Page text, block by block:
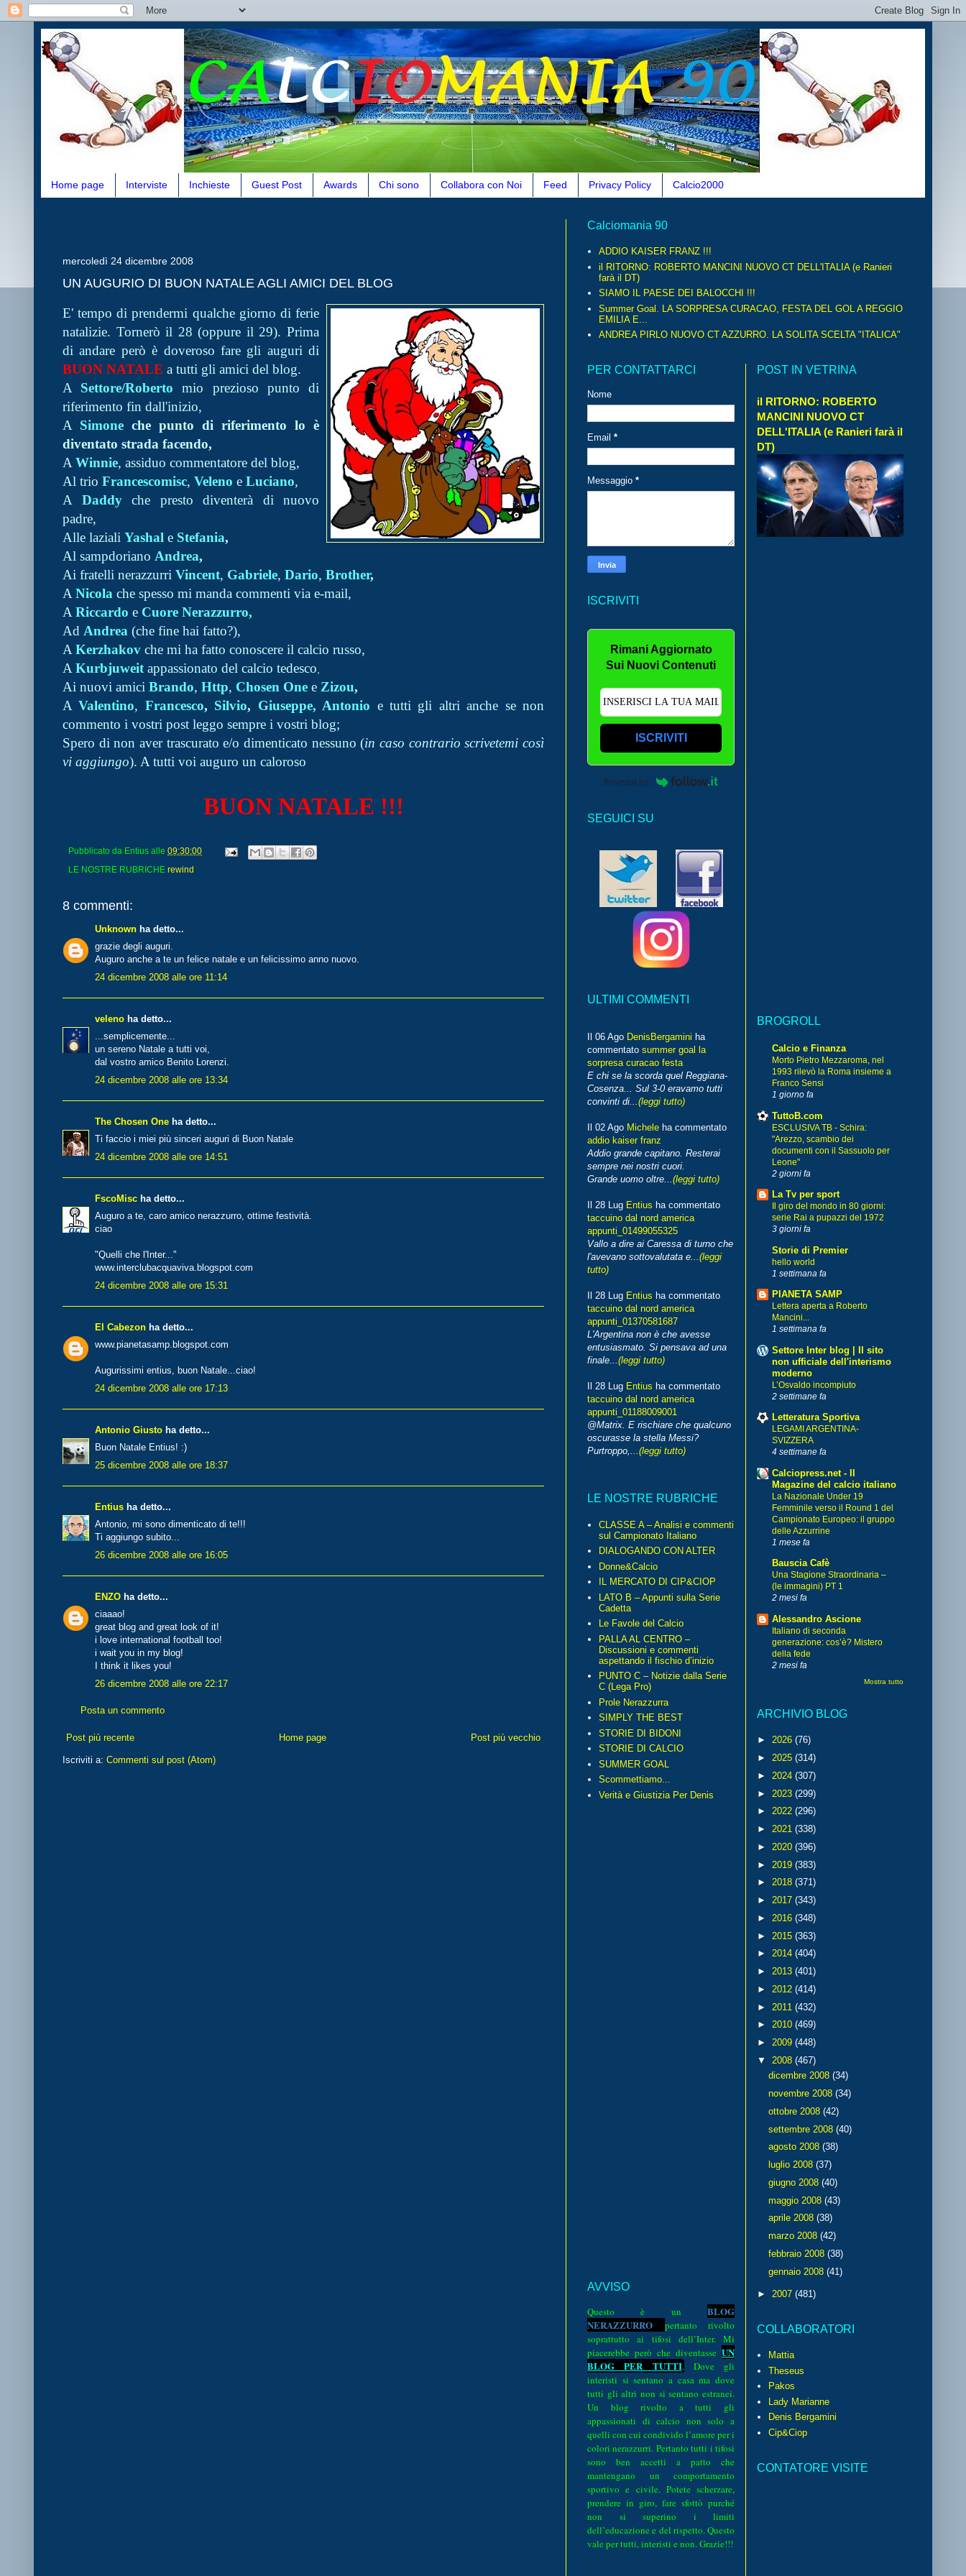
Home page Interviste Inchieste Guest Post Awards Chi sono Collabora con Noi Feed Privacy Policy Calcio2000
mercoledì 24 dicembre 2008
UN AUGURIO DI BUON NATALE AGLI AMICI DEL BLOG
E' tempo di prendermi qualche giorno di ferie
natalizie. Tornerò il 28 (oppure il 29). Prima
di andare però è doveroso fare gli auguri di
BUON NATALE a tutti gli amici del blog.
A Settore/Roberto mio prezioso punto di
riferimento fin dall'inizio,
A Simone che punto di riferimento lo è
diventato strada facendo,
A Winnie, assiduo commentatore del blog,
Al trio Francescomisc, Veleno e Luciano,
A Daddyche presto diventerà di nuovo
padre,
Alle laziali Yashal e Stefania,
Al sampdoriano Andrea,
Ai fratelli nerazzurri Vincent, Gabriele, Dario, Brother,
A Nicola che spesso mi manda commenti via e-mail,
A Riccardo e Cuore Nerazzurro,
Ad Andrea (che fine hai fatto?),
A Kerzhakov che mi ha fatto conoscere il calcio russo,
A Kurbjuweit appassionato del calcio tedesco
Ai nuovi amici Brando, Http, Chosen One e Zizou,
AValentino, Francesco, Silvio, Giuseppe, Antonio e tutti gli altri anche se non
commento i vostri post leggo sempre i vostri blog;
Spero di non aver trascurato e/o dimenticato nessuno (in caso contrario scrivetemi così
vi aggiungo). A tutti voi auguro un caloroso
BUON NATALE !!!
Pubblicato da Entius alle 09:30:00
LE NOSTRE RUBRICHE rewind
8 commenti:
Unknown ha detto...
grazie degli auguri.
Auguro anche a te un felice natale e un felicissimo anno nuovo.
24 dicembre 2008 alle ore 11:14
veleno ha detto...
...semplicemente...
un sereno Natale a tutti voi,
dal vostro amico Benito Lorenzi.
24 dicembre 2008 alle ore 13:34
The Chosen One ha detto...
Ti faccio i miei più sinceri auguri di Buon Natale
24 dicembre 2008 alle ore 14:51
FscoMisc ha detto...
Auguro a te, caro amico nerazzurro, ottime festività.
ciao
"Quelli che l'Inter..."
www.interclubacquaviva.blogspot.com
24 dicembre 2008 alle ore 15:31
El Cabezon ha detto...
www.pianetasamp.blogspot.com
Augurissimi entius, buon Natale...ciao!
24 dicembre 2008 alle ore 17:13
Antonio Giusto ha detto...
Buon Natale Entius! :)
25 dicembre 2008 alle ore 18:37
Entius ha detto...
Antonio, mi sono dimenticato di te!!!
Ti aggiungo subito...
26 dicembre 2008 alle ore 16:05
ENZO ha detto...
ciaaao!
great blog and great look of it!
i love international football too!
i wait you in my blog!
I think it likes you!
26 dicembre 2008 alle ore 22:17
Posta un commento
Post più recente Post più vecchio
Home page
Iscriviti a: Commenti sul post (Atom)
Calciomania 90
ADDIO KAISER FRANZ !!!
il RITORNO: ROBERTO MANCINI NUOVO CT DELL'ITALIA (e Ranieri
farà il DT)
SIAMO IL PAESE DEI BALOCCHI !!!
Summer Goal. LA SORPRESA CURACAO, FESTA DEL GOL A REGGIO
EMILIA E...
ANDREA PIRLO NUOVO CT AZZURRO. LA SOLITA SCELTA "ITALICA"
PER CONTATTARCI
Nome
Email *
Messaggio *
ISCRIVITI
Rimani Aggiornato
Sui Nuovi Contenuti
ISCRIVITI
Powered by
SEGUICI SU
ULTIMI COMMENTI
Il 06 Ago DenisBergamini ha
commentato summer goal la
sorpresa curacao festa
E chi se la scorda quel Reggiana-
Cosenza... Sul 3-0 eravamo tutti
convinti di...(leggi tutto)
Il 02 Ago Michele ha commentato
addio kaiser franz
Addio grande capitano. Resterai
sempre nei nostri cuori.
Grande uomo oltre...(leggi tutto)
Il 28 Lug Entius ha commentato
taccuino dal nord america
appunti_01499055325
Vallo a dire ai Caressa di turno che
l'avevano sottovalutata e...(leggi
tutto)
Il 28 Lug Entius ha commentato
taccuino dal nord america
appunti_01370581687
L'Argentina non è che avesse
entusiasmato. Si pensava ad una
finale...(leggi tutto)
Il 28 Lug Entius ha commentato
taccuino dal nord america
appunti_01188009001
@Matrix. E rischiare che qualcuno
oscurasse la stella Messi?
Purtroppo,...(leggi tutto)
LE NOSTRE RUBRICHE
CLASSE A – Analisi e commenti
sul Campionato Italiano
DIALOGANDO CON ALTER
Donne&Calcio
IL MERCATO DI CIP&CIOP
LATO B – Appunti sulla Serie
Cadetta
Le Favole del Calcio
PALLA AL CENTRO –
Discussioni e commenti
aspettando il fischio d’inizio
PUNTO C – Notizie dalla Serie
C (Lega Pro)
Prole Nerazzurra
SIMPLY THE BEST
STORIE DI BIDONI
STORIE DI CALCIO
SUMMER GOAL
Scommettiamo...
Verità e Giustizia Per Denis
AVVISO
Questo è un BLOG
NERAZZURRO pertanto rivolto
soprattutto ai tifosi dell’Inter. Mi
piacerebbe però che diventasse UN
BLOG PER TUTTI.
Dove gli
interisti si sentano a casa ma dove
tutti gli altri non si sentano estranei.
Un blog rivolto a tutti gli
appassionati di calcio non solo a
quelli con cui condivido l’amore per i
colori nerazzurri. Pertanto tutti i tifosi
sono ben accetti a patto che
mantengano un comportamento
sportivo e civile. Potete scherzare,
prendere in giro, fare sfottò purché
non si superino i limiti
dell’educazione e del rispetto. Questo
vale per tutti, interisti e non. Grazie!!!
POST IN VETRINA
il RITORNO: ROBERTO
MANCINI NUOVO CT
DELL'ITALIA (e Ranieri farà il
DT)
BROGROLL
Calcio e Finanza
Morto Pietro Mezzaroma, nel
1993 rilevò la Roma insieme a
Franco Sensi
1 giorno fa
TuttoB.com
ESCLUSIVA TB - Schira:
"Arezzo, scambio dei
documenti con il Sassuolo per
Leone"
2 giorni fa
La Tv per sport
Il giro del mondo in 80 giorni:
serie Rai a pupazzi del 1972
3 giorni fa
Storie di Premier
hello world
1 settimana fa
PIANETA SAMP
Lettera aperta a Roberto
Mancini...
1 settimana fa
Settore Inter blog | Il sito
non ufficiale dell'interismo
moderno
L’Osvaldo incompiuto
2 settimane fa
Letteratura Sportiva
LEGAMI ARGENTINA-
SVIZZERA
4 settimane fa
Calciopress.net - Il
Magazine del calcio italiano
La Nazionale Under 19
Femminile verso il Round 1 del
Campionato Europeo: il gruppo
delle Azzurrine
1 mese fa
Bauscia Cafè
Una Stagione Straordinaria –
(le immagini) PT 1
2 mesi fa
Alessandro Ascione
Italiano di seconda
generazione: cos’è? Mistero
della fede
2 mesi fa
Mostra tutto
ARCHIVIO BLOG
► 2026 (76)
► 2025 (314)
► 2024 (307)
► 2023 (299)
► 2022 (296)
► 2021 (338)
► 2020 (396)
► 2019 (383)
► 2018 (371)
► 2017 (343)
► 2016 (348)
► 2015 (363)
► 2014 (404)
► 2013 (401)
► 2012 (414)
► 2011 (432)
► 2010 (469)
► 2009 (448)
▼ 2008 (467)
dicembre 2008 (34)
novembre 2008 (34)
ottobre 2008 (42)
settembre 2008 (40)
agosto 2008 (38)
luglio 2008 (37)
giugno 2008 (40)
maggio 2008 (43)
aprile 2008 (38)
marzo 2008 (42)
febbraio 2008 (38)
gennaio 2008 (41)
► 2007 (481)
COLLABORATORI
Mattia
Theseus
Pakos
Lady Marianne
Denis Bergamini
Cip&Ciop
CONTATORE VISITE